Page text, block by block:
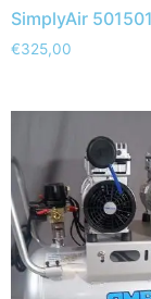
SimplyAir
€325,00